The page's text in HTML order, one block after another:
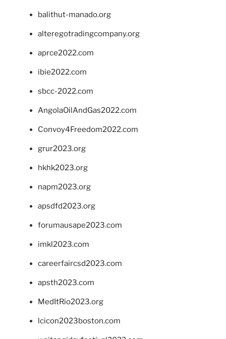
balithut-manado.org
alteregotradingcompany.org
aprce2022.com
ibie2022.com
sbcc-2022.com
AngolaOilAndGas2022.com
Convoy4Freedom2022.com
grur2023.org
hkhk2023.org
napm2023.org
apsdfd2023.org
forumausape2023.com
imkl2023.com
careerfaircsd2023.com
apsth2023.com
MedItRio2023.org
lcicon2023boston.com